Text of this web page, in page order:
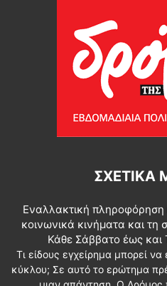
ΣΧΕΤΙΚΆ
Εναλλακτική πληροφόρηση
κοινωνικά κινήματα και τη
Κάθε Σάββατο έως και
Τι είδους εγχείρημα μπορεί
κύκλου; Σε αυτό το ερώτημα